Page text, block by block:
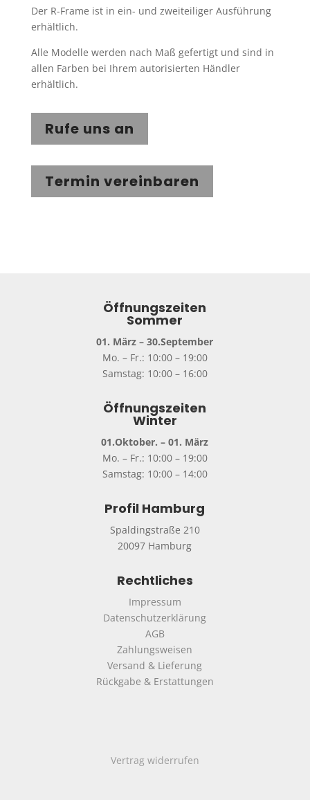
Der R-Frame ist in ein- und zweiteiliger Ausführung
erhältlich.
Alle Modelle werden nach Maß gefertigt und sind in
allen Farben bei Ihrem autorisierten Händler
erhältlich.
Rufe uns an
Termin vereinbaren
Öffnungszeiten
Sommer
01. März – 30.September
Mo. – Fr.: 10:00 – 19:00
Samstag: 10:00 – 16:00
Öffnungszeiten
Winter
01.Oktober. – 01. März
Mo. – Fr.: 10:00 – 19:00
Samstag: 10:00 – 14:00
Profil Hamburg
Spaldingstraße 210
20097 Hamburg
Rechtliches
Impressum
Datenschutzerklärung
AGB
Zahlungsweisen
Versand & Lieferung
Rückgabe & Erstattungen
Vertrag widerrufen